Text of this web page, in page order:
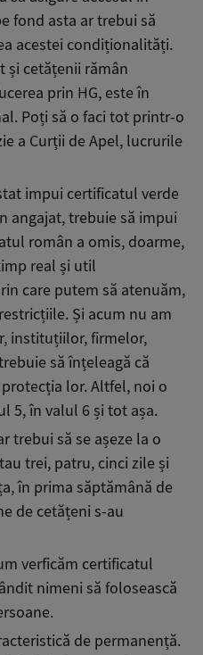
fond asta ar trebui să
acestei condiționalități.
și cetățenii rămân
prin HG, este în
Poți să o faci tot printr-o
a Curții de Apel, lucrurile
impui certificatul verde
angajat, trebuie să impui
român a omis, doarme,
real și util
care putem să atenuăm,
Și acum nu am
instituțiilor, firmelor,
să înțeleagă că
lor. Altfel, noi o
5, în valul 6 și tot așa.
trebui să se așeze la o
trei, patru, cinci zile și
în prima săptămână de
de cetățeni s-au
verficăm certificatul
nimeni să folosească
de permanență.